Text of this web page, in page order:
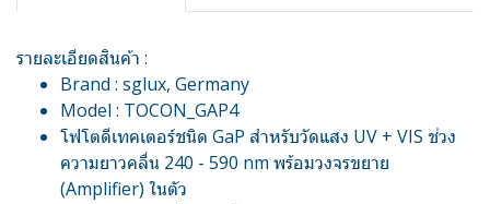
รายละเอียดสินค้า :
Brand : sglux, Germany
Model : TOCON_GAP4
โฟโตดีเทคเตอร์ชนิด GaP สำหรับวัดแสง UV + VIS ช่วง
ความยาวคลื่น 240 - 590 nm พร้อมวงจรขยาย
(Amplifier) ในตัว